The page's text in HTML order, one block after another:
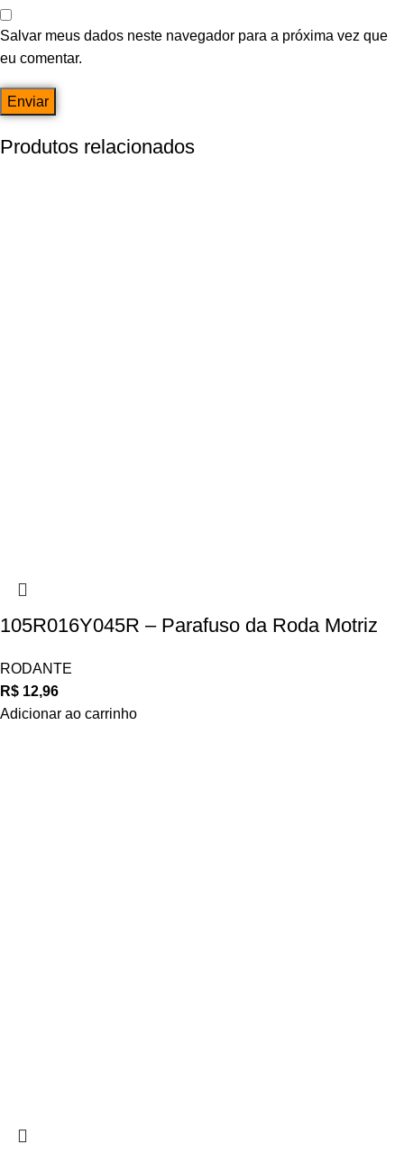
Salvar meus dados neste navegador para a próxima vez que
eu comentar.
Produtos relacionados
105R016Y045R – Parafuso da Roda Motriz
RODANTE
R$ 12,96
Adicionar ao carrinho